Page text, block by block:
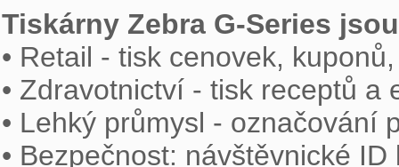
Tiskárny Zebra G-Series
• Retail - tisk cenovek,
• Zdravotnictví - tisk receptů a
• Lehký průmysl - označování
• Bezpečnost: návštěvnické